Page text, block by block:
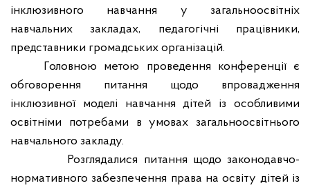
інклюзивного навчання у загальноосвітніх
навчальних закладах, педагогічні працівники,
представники громадських організацій.
Головною метою проведення конференції є
обговорення питання щодо впровадження
інклюзивної моделі навчання дітей із особливими
освітніми потребами в умовах загальноосвітнього
навчального закладу.
Розглядалися питання щодо законодавчо-
нормативного забезпечення права на освіту дітей із